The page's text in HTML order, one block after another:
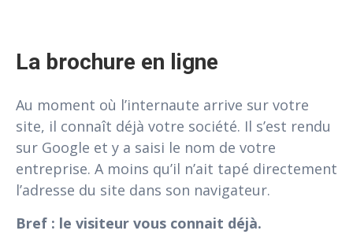
La brochure en ligne
Au moment où l’internaute arrive sur votre
site, il connaît déjà votre société. Il s’est rendu
sur Google et y a saisi le nom de votre
entreprise. A moins qu’il n’ait tapé directement
l’adresse du site dans son navigateur.
Bref : le visiteur vous connait déjà.